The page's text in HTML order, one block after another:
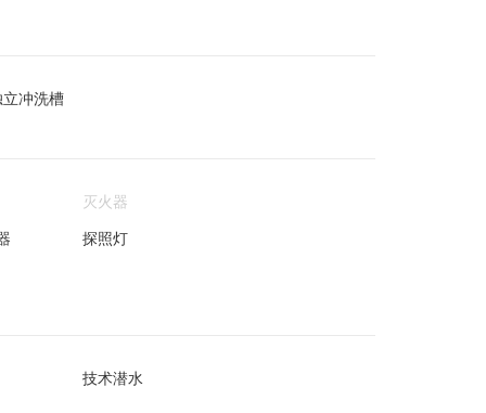
冲洗槽
灭火器
探照灯
技术潜水